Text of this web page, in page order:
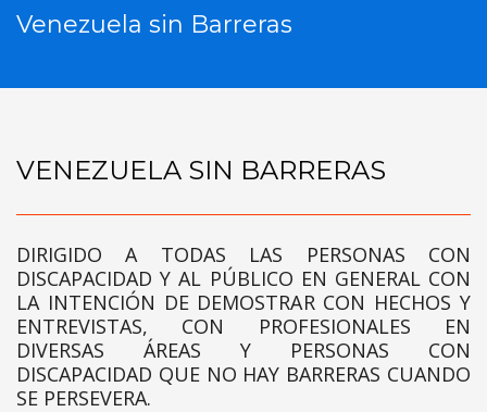
Venezuela sin Barreras
VENEZUELA SIN BARRERAS
DIRIGIDO A TODAS LAS PERSONAS CON
DISCAPACIDAD Y AL PÚBLICO EN GENERAL CON
LA INTENCIÓN DE DEMOSTRAR CON HECHOS Y
ENTREVISTAS, CON PROFESIONALES EN
DIVERSAS ÁREAS Y PERSONAS CON
DISCAPACIDAD QUE NO HAY BARRERAS CUANDO
SE PERSEVERA.